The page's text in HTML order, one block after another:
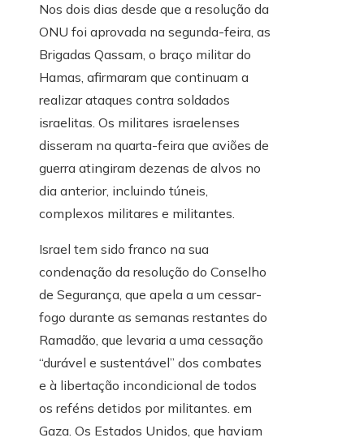
Nos dois dias desde que a resolução da
ONU foi aprovada na segunda-feira, as
Brigadas Qassam, o braço militar do
Hamas, afirmaram que continuam a
realizar ataques contra soldados
israelitas. Os militares israelenses
disseram na quarta-feira que aviões de
guerra atingiram dezenas de alvos no
dia anterior, incluindo túneis,
complexos militares e militantes.
Israel tem sido franco na sua
condenação da resolução do Conselho
de Segurança, que apela a um cessar-
fogo durante as semanas restantes do
Ramadão, que levaria a uma cessação
“durável e sustentável” dos combates
e à libertação incondicional de todos
os reféns detidos por militantes. em
Gaza. Os Estados Unidos, que haviam